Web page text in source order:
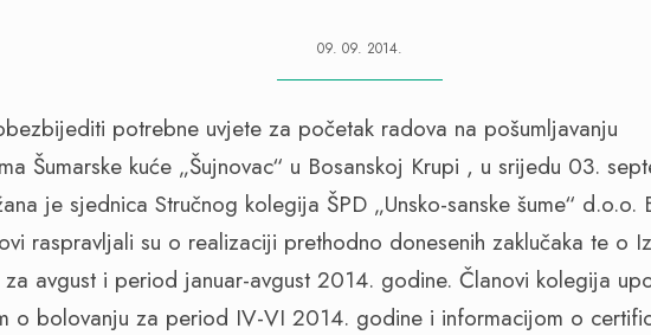
09. 09. 2014.
Šumarske kuće „Šujnovac“ u Bosanskoj Krupi , u srijedu 03.
je sjednica Stručnog kolegija ŠPD „Unsko-sanske šume“ d.o.o.
raspravljali su o realizaciji prethodno donesenih zaklučaka te o
avgust i period januar-avgust 2014. godine. Članovi kolegija
o bolovanju za period IV-VI 2014. godine i informacijom o